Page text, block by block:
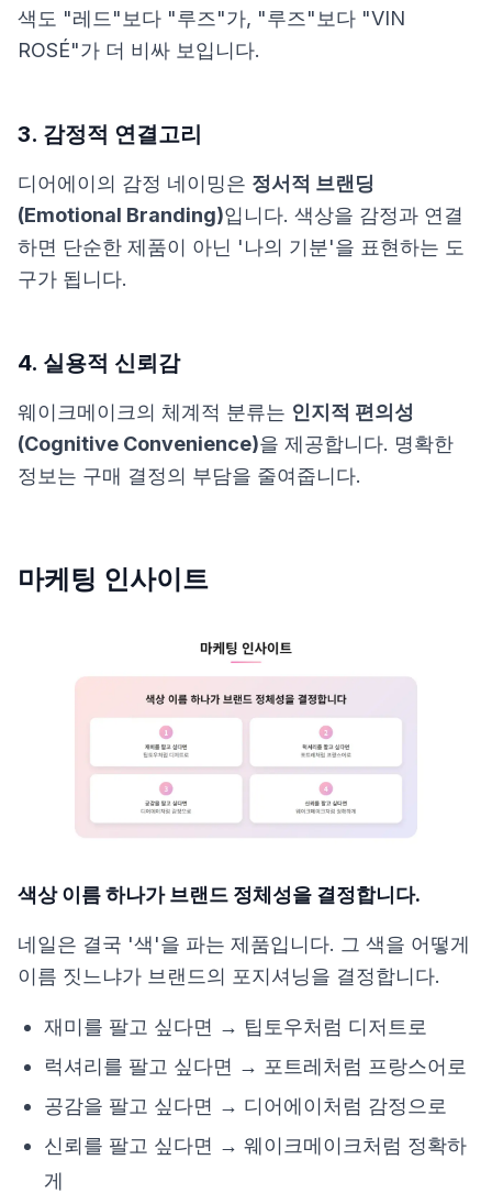
색도 "레드"보다 "루즈"가, "루즈"보다 "VIN
ROSÉ"가 더 비싸 보입니다.
3. 감정적 연결고리
디어에이의 감정 네이밍은 정서적 브랜딩
(Emotional Branding)입니다. 색상을 감정과 연결
하면 단순한 제품이 아닌 '나의 기분'을 표현하는 도
구가 됩니다.
4. 실용적 신뢰감
웨이크메이크의 체계적 분류는 인지적 편의성
(Cognitive Convenience)을 제공합니다. 명확한
정보는 구매 결정의 부담을 줄여줍니다.
마케팅 인사이트
색상 이름 하나가 브랜드 정체성을 결정합니다.
네일은 결국 '색'을 파는 제품입니다. 그 색을 어떻게
이름 짓느냐가 브랜드의 포지셔닝을 결정합니다.
재미를 팔고 싶다면 → 팁토우처럼 디저트로
럭셔리를 팔고 싶다면 → 포트레처럼 프랑스어로
공감을 팔고 싶다면 → 디어에이처럼 감정으로
신뢰를 팔고 싶다면 → 웨이크메이크처럼 정확하
게